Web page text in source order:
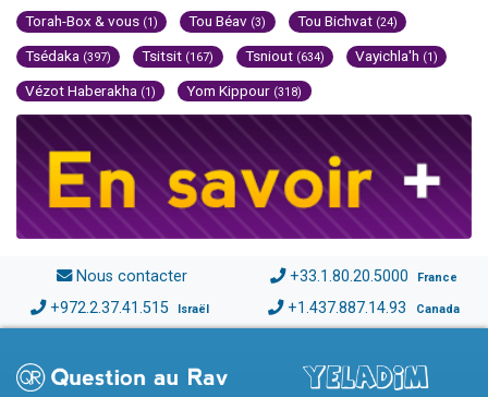
Torah-Box & vous (1) Tou Béav (3) Tou Bichvat (24)
Tsédaka (397) Tsitsit (167) Tsniout (634) Vayichla'h (1)
Vézot Haberakha (1) Yom Kippour (318)
Nous contacter +33.1.80.20.5000 France
+972.2.37.41.515 Israël +1.437.887.14.93 Canada